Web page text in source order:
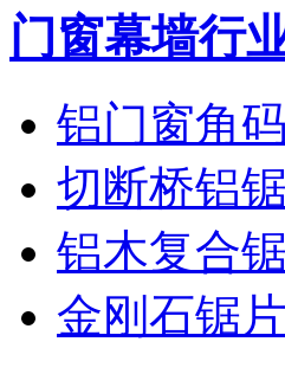
门窗幕墙行
铝门窗角
切断桥铝
铝木复合
金刚石锯片